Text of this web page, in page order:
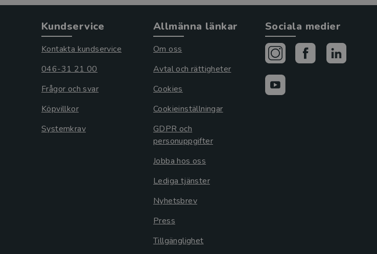
Kundservice
Kontakta kundservice
046-31 21 00
Frågor och svar
Köpvillkor
Systemkrav
Allmänna länkar
Om oss
Avtal och rättigheter
Cookies
Cookieinställningar
GDPR och
personuppgifter
Jobba hos oss
Lediga tjänster
Nyhetsbrev
Press
Tillgänglighet
Sociala medier